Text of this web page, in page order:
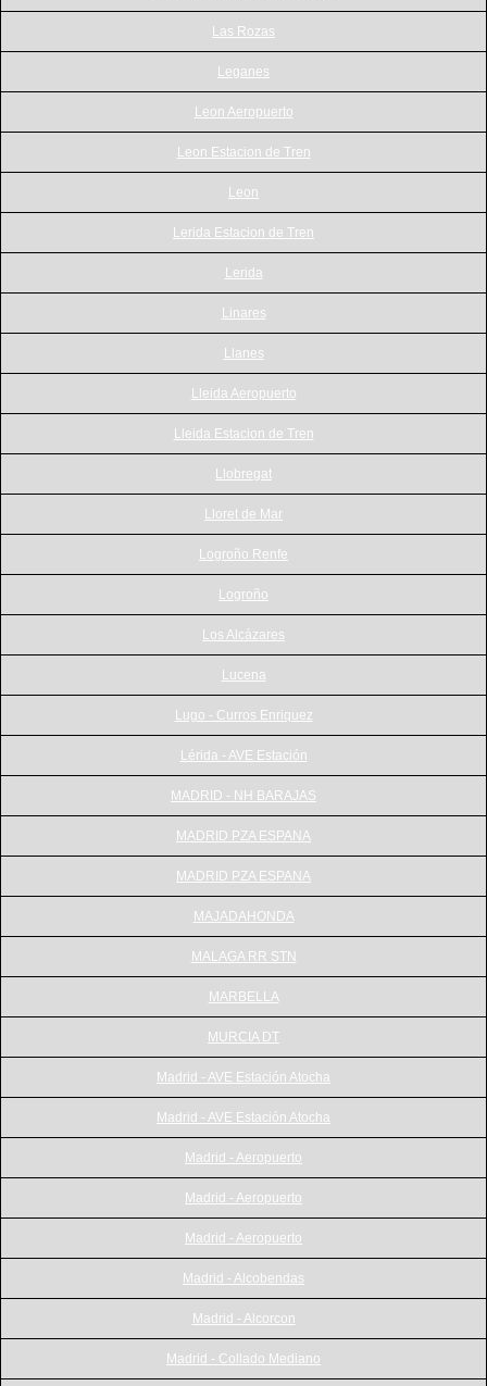
Las Rozas
Leganes
Leon Aeropuerto
Leon Estacion de Tren
Leon
Lerida Estacion de Tren
Lerida
Linares
Llanes
Lleida Aeropuerto
Lleida Estacion de Tren
Llobregat
Lloret de Mar
Logroño Renfe
Logroño
Los Alcázares
Lucena
Lugo - Curros Enriquez
Lérida - AVE Estación
MADRID - NH BARAJAS
MADRID PZA ESPANA
MADRID PZA ESPANA
MAJADAHONDA
MALAGA RR STN
MARBELLA
MURCIA DT
Madrid - AVE Estación Atocha
Madrid - AVE Estación Atocha
Madrid - Aeropuerto
Madrid - Aeropuerto
Madrid - Aeropuerto
Madrid - Alcobendas
Madrid - Alcorcon
Madrid - Collado Mediano